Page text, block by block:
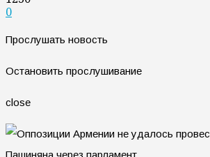
0
Прослушать новость
Остановить прослушивание
close